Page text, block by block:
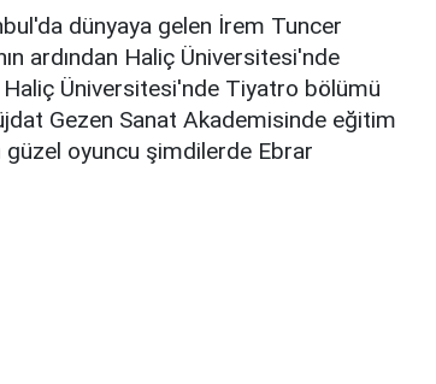
dünyaya gelen İrem Tuncer
ardından Haliç Üniversitesi'nde
Üniversitesi'nde Tiyatro bölümü
Gezen Sanat Akademisinde eğitim
oyuncu şimdilerde Ebrar